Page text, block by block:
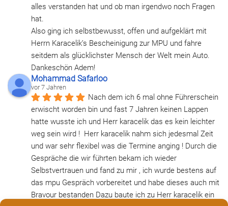
alles verstanden hat und ob man irgendwo noch Fragen
hat.
Also ging ich selbstbewusst, offen und aufgeklärt mit
Herrn Karacelik’s Bescheinigung zur MPU und fahre
seitdem als glücklichster Mensch der Welt mein Auto.
Dankeschön Adem!
Mohammad Safarloo
vor 7 Jahren
Nach dem ich 6 mal ohne Führerschein
erwischt worden bin und fast 7 Jahren keinen Lappen
hatte wusste ich und Herr karacelik das es kein leichter
weg sein wird !  Herr karacelik nahm sich jedesmal Zeit
und war sehr flexibel was die Termine anging ! Durch die
Gespräche die wir führten bekam ich wieder
Selbstvertrauen und fand zu mir , ich wurde bestens auf
das mpu Gespräch vorbereitet und habe dieses auch mit
Bravour bestanden Dazu baute ich zu Herr karacelik ein